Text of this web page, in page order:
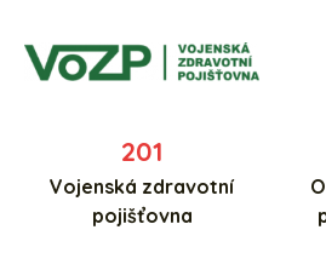
201
Vojenská zdravotní
pojišťovna